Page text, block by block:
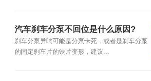
汽车刹车分泵不回位是什么原因?
刹车分泵异响可能是分泵卡死，或者是刹车分泵
的固定刹车片的铁片变形，建议...